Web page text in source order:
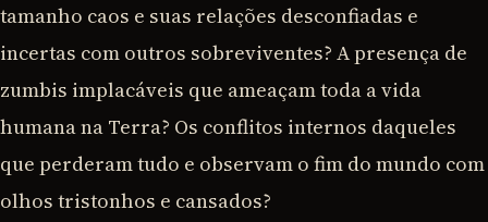
tamanho caos e suas relações desconfiadas e
incertas com outros sobreviventes? A presença de
zumbis implacáveis que ameaçam toda a vida
humana na Terra? Os conflitos internos daqueles
que perderam tudo e observam o fim do mundo com
olhos tristonhos e cansados?